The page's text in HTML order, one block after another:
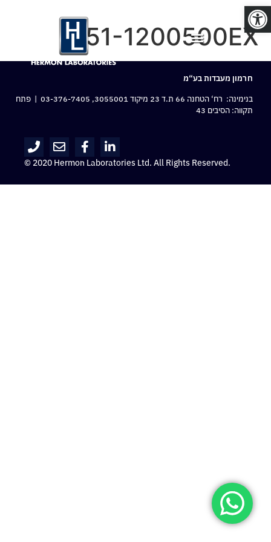
פתח סרגל נגישות
J151-1200500EX
חרמון מעבדות בע“מ
בנימינה: רח‘ הטחנה 66 ת.ד 23 מיקוד 3055001,
03-376-7405 | פתח
תקווה: הסיבים 43
© 2020 Hermon Laboratories Ltd. All Rights Reserved.